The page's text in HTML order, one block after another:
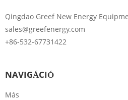
Qingdao Greef New Energy
sales@greefenergy.com
+86-532-67731422
NAVIGÁCIÓ
Más